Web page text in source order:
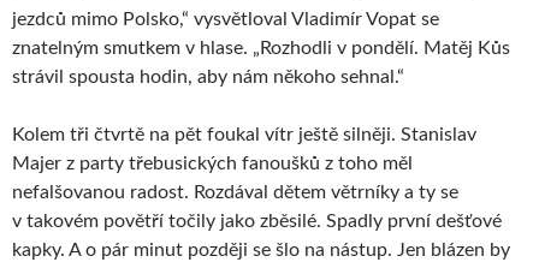
jezdců mimo Polsko,“ vysvětloval Vladimír Vopat se
znatelným smutkem v hlase. „Rozhodli v pondělí. Matěj Kůs
strávil spousta hodin, aby nám někoho sehnal.“
Kolem tři čtvrtě na pět foukal vítr ještě silněji. Stanislav
Majer z party třebusických fanoušků z toho měl
nefalšovanou radost. Rozdával dětem větrníky a ty se
v takovém povětří točily jako zběsilé. Spadly první dešťové
kapky. A o pár minut později se šlo na nástup. Jen blázen by